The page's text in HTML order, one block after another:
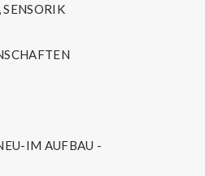
IM AUFBAU -